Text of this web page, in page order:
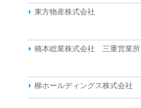
東方物産株式会社
橋本総業株式会社 三重営業所
柳ホールディングス株式会社